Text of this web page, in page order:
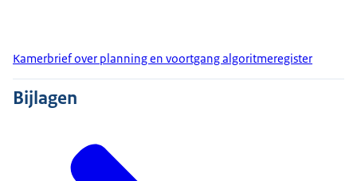
Kamerbrief over planning en voortgang algoritmeregister
Bijlagen